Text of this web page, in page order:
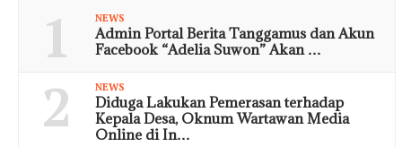
1 NEWS
Admin Portal Berita Tanggamus dan Akun
Facebook “Adelia Suwon” Akan …
2 NEWS
Diduga Lakukan Pemerasan terhadap
Kepala Desa, Oknum Wartawan Media
Online di In…